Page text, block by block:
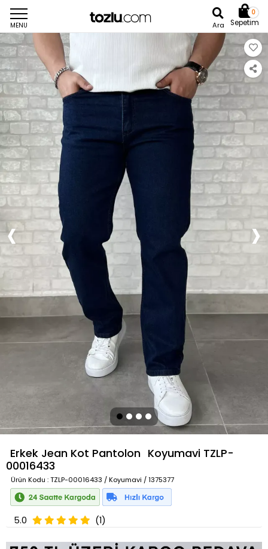
MENU Ara
0
Sepetim
Erkek Jean Kot Pantolon Koyumavi TZLP-
00016433
Ürün Kodu : TZLP-00016433 / Koyumavi / 1375377
5.0 (1)